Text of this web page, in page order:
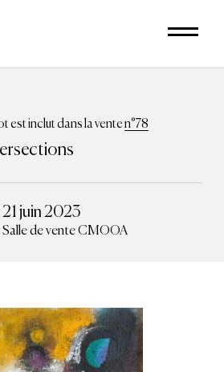
est inclut dans la venten°78
21 juin 2023
Salle de vente CMOOA